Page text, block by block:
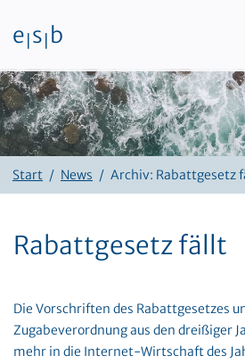
Zum Inhalt
e s b
Start News Archiv: Rabattgesetz
Rabattgesetz fällt
Die Vorschriften des Rabattgesetzes
Zugabeverordnung aus den dreißiger
mehr in die Internet-Wirtschaft des